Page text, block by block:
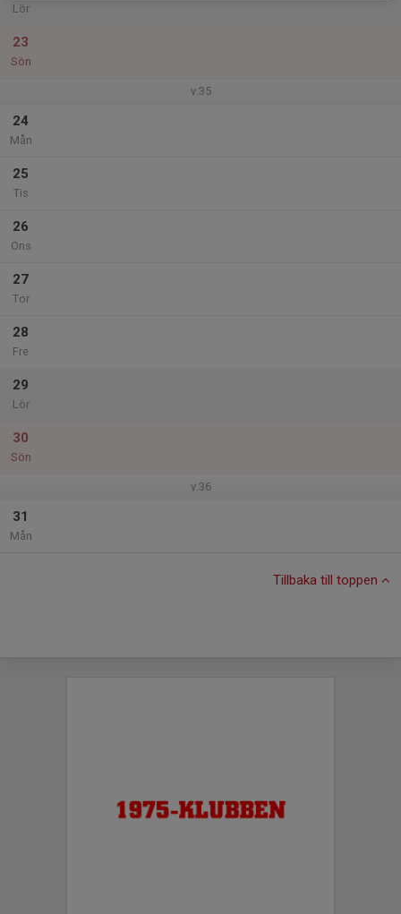
Lör
23
Sön
v.35
24
Mån
25
Tis
26
Ons
27
Tor
28
Fre
29
Lör
30
Sön
v.36
31
Mån
Tillbaka till toppen